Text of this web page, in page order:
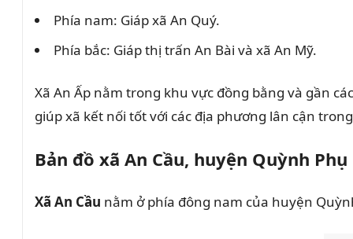
Phía nam: Giáp xã An Quý.
Phía bắc: Giáp thị trấn An Bài và xã An Mỹ.
Xã An Ấp nằm trong khu vực đồng bằng và gần
giúp xã kết nối tốt với các địa phương lân cận
Bản đồ xã An Cầu, huyện Quỳnh Phụ
Xã An Cầu nằm ở phía đông nam của huyện